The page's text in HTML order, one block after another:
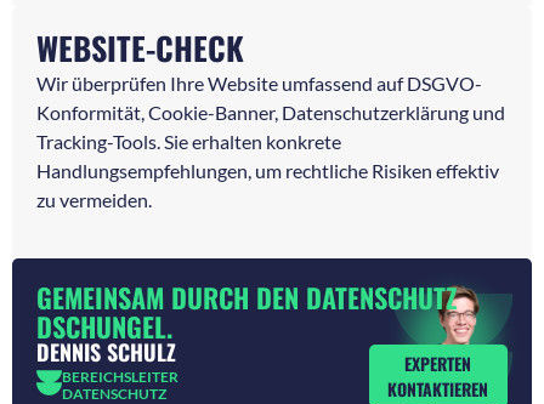
WEBSITE-CHECK
Wir überprüfen Ihre Website umfassend auf DSGVO-
Konformität, Cookie-Banner, Datenschutzerklärung und
Tracking-Tools. Sie erhalten konkrete
Handlungsempfehlungen, um rechtliche Risiken effektiv
zu vermeiden.
GEMEINSAM DURCH DEN DATENSCHUTZ
DSCHUNGEL.
DENNIS SCHULZ
BEREICHSLEITER
DATENSCHUTZ
EXPERTEN
KONTAKTIEREN